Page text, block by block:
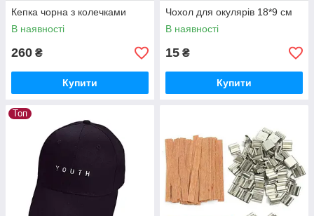
Кепка чорна з колечками
В наявності
260 ₴
Купити
Чохол для окулярів 18*9 см
В наявності
15 ₴
Купити
Топ